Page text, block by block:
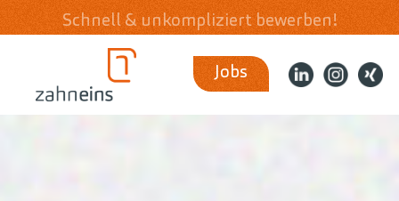
Schnell & unkompliziert bewerben!
Jobs